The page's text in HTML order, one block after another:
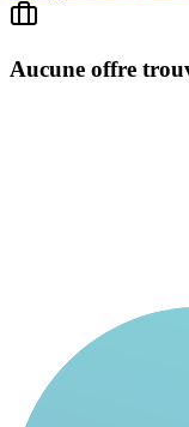
Aucune offre